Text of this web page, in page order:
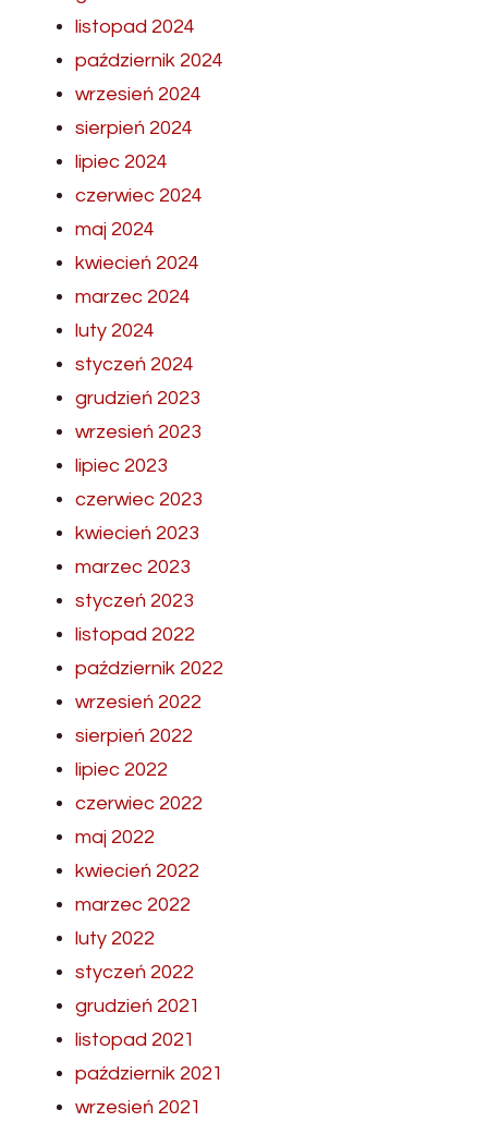
listopad 2024
październik 2024
wrzesień 2024
sierpień 2024
lipiec 2024
czerwiec 2024
maj 2024
kwiecień 2024
marzec 2024
luty 2024
styczeń 2024
grudzień 2023
wrzesień 2023
lipiec 2023
czerwiec 2023
kwiecień 2023
marzec 2023
styczeń 2023
listopad 2022
październik 2022
wrzesień 2022
sierpień 2022
lipiec 2022
czerwiec 2022
maj 2022
kwiecień 2022
marzec 2022
luty 2022
styczeń 2022
grudzień 2021
listopad 2021
październik 2021
wrzesień 2021